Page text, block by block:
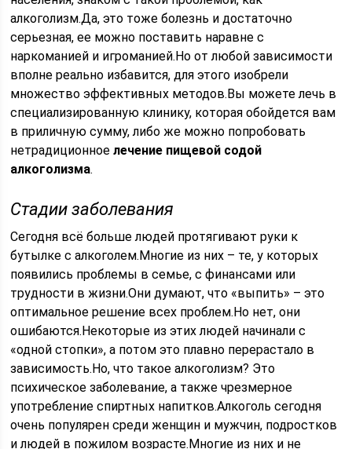
алкоголизм.Да, это тоже болезнь и достаточно
серьезная, ее можно поставить наравне с
наркоманией и игроманией.Но от любой зависимости
вполне реально избавится, для этого изобрели
множество эффективных методов.Вы можете лечь в
специализированную клинику, которая обойдется вам
в приличную сумму, либо же можно попробовать
нетрадиционноелечение пищевой содой
алкоголизма.
Стадии заболевания
Сегодня всё больше людей протягивают руки к
бутылке с алкоголем.Многие из них – те, у которых
появились проблемы в семье, с финансами или
трудности в жизни.Они думают, что «выпить» – это
оптимальное решение всех проблем.Но нет, они
ошибаются.Некоторые из этих людей начинали с
«одной стопки», а потом это плавно перерастало в
зависимость.Но, что такое алкоголизм? Это
психическое заболевание, а также чрезмерное
употребление спиртных напитков.Алкоголь сегодня
очень популярен среди женщин и мужчин, подростков
и людей в пожилом возрасте.Многие из них и не